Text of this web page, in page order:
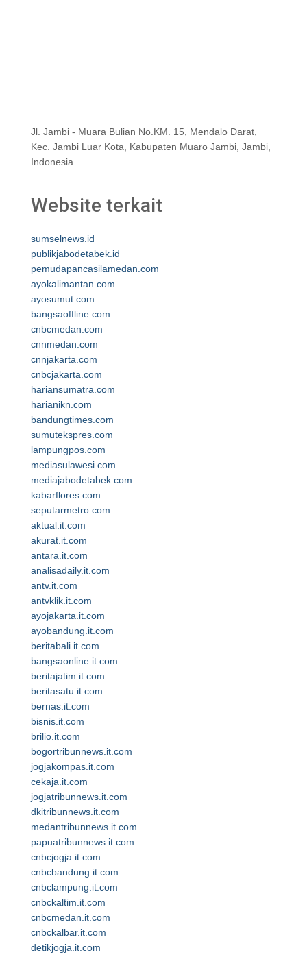
Jl. Jambi - Muara Bulian No.KM. 15, Mendalo Darat,
Kec. Jambi Luar Kota, Kabupaten Muaro Jambi, Jambi,
Indonesia
Website terkait
sumselnews.id
publikjabodetabek.id
pemudapancasilamedan.com
ayokalimantan.com
ayosumut.com
bangsaoffline.com
cnbcmedan.com
cnnmedan.com
cnnjakarta.com
cnbcjakarta.com
hariansumatra.com
harianikn.com
bandungtimes.com
sumutekspres.com
lampungpos.com
mediasulawesi.com
mediajabodetabek.com
kabarflores.com
seputarmetro.com
aktual.it.com
akurat.it.com
antara.it.com
analisadaily.it.com
antv.it.com
antvklik.it.com
ayojakarta.it.com
ayobandung.it.com
beritabali.it.com
bangsaonline.it.com
beritajatim.it.com
beritasatu.it.com
bernas.it.com
bisnis.it.com
brilio.it.com
bogortribunnews.it.com
jogjakompas.it.com
cekaja.it.com
jogjatribunnews.it.com
dkitribunnews.it.com
medantribunnews.it.com
papuatribunnews.it.com
cnbcjogja.it.com
cnbcbandung.it.com
cnbclampung.it.com
cnbckaltim.it.com
cnbcmedan.it.com
cnbckalbar.it.com
detikjogja.it.com